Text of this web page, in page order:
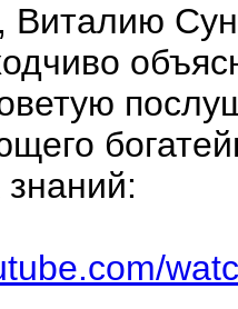
Виталию
знаний: